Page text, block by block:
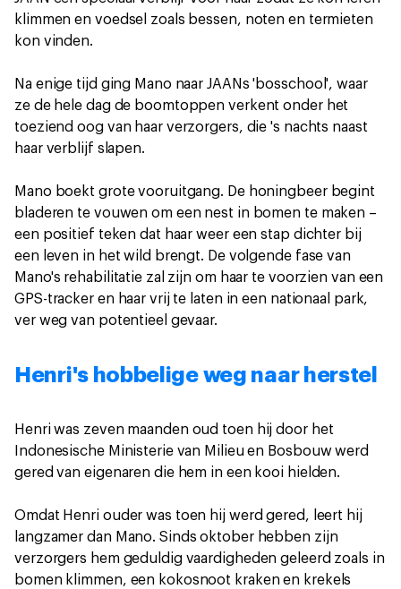
klimmen en voedsel zoals bessen, noten en termieten
kon vinden.
Na enige tijd ging Mano naar JAANs 'bosschool', waar
ze de hele dag de boomtoppen verkent onder het
toeziend oog van haar verzorgers, die 's nachts naast
haar verblijf slapen.
Mano boekt grote vooruitgang. De honingbeer begint
bladeren te vouwen om een nest in bomen te maken –
een positief teken dat haar weer een stap dichter bij
een leven in het wild brengt. De volgende fase van
Mano's rehabilitatie zal zijn om haar te voorzien van een
GPS-tracker en haar vrij te laten in een nationaal park,
ver weg van potentieel gevaar.
Henri's hobbelige weg naar herstel
Henri was zeven maanden oud toen hij door het
Indonesische Ministerie van Milieu en Bosbouw werd
gered van eigenaren die hem in een kooi hielden.
Omdat Henri ouder was toen hij werd gered, leert hij
langzamer dan Mano. Sinds oktober hebben zijn
verzorgers hem geduldig vaardigheden geleerd zoals in
bomen klimmen, een kokosnoot kraken en krekels